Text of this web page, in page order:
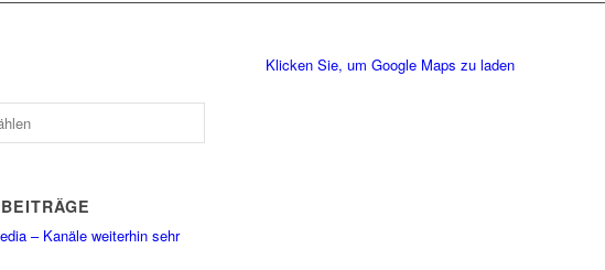
– Kanäle weiterhin sehr
Klicken Sie, um Google Maps zu laden